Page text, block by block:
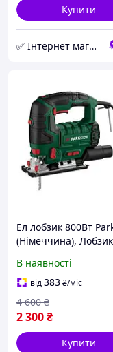
Купити
✅ Інтернет магазин ➤ BOX TOOLS
Ел лобзик 800Вт
(Німеччина), Лобзик
Електричний лобзик
фігурного
FRC
В наявності
від383₴/міс
2 300₴
4 600 ₴
Купити